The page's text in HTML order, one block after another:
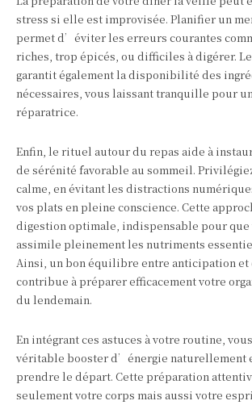
stress si elle est improvisée. Planifier un
permet d’éviter les erreurs courantes
riches, trop épicés, ou difficiles à digérer.
garantit également la disponibilité des
nécessaires, vous laissant tranquille pour
réparatrice.
Enfin, le rituel autour du repas aide à
de sérénité favorable au sommeil.
calme, en évitant les distractions
vos plats en pleine conscience. Cette
digestion optimale, indispensable pour que
assimile pleinement les nutriments
Ainsi, un bon équilibre entre anticipation et
contribue à préparer efficacement votre
du lendemain.
En intégrant ces astuces à votre routine,
véritable booster d’énergie naturellement
prendre le départ. Cette préparation
seulement votre corps mais aussi votre